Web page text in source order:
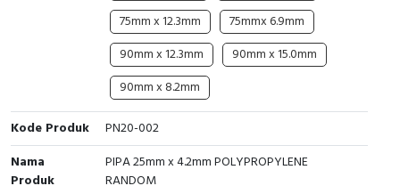
Capacitive Sensors
Safety Switch
Radio Frequency
Contact Block
75mm x 12.3mm
75mmx 6.9mm
90mm x 12.3mm
90mm x 15.0mm
90mm x 8.2mm
Kode Produk
PN20-002
Nama
Produk
PIPA 25mm x 4.2mm POLYPROPYLENE
RANDOM